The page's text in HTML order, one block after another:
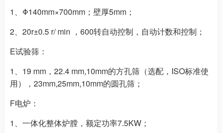
1、Φ140mm×700mm；壁厚5mm；
2、20r±0.5 r/ min ，600转自动控制，自动计数和控制；
E试验筛：
1、19 mm，22.4 mm,10mm的方孔筛（选配，ISO标准使
用），23mm,25mm,10mm的圆孔筛；
F电炉：
1、一体化整体炉膛，额定功率7.5KW；